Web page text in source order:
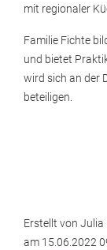
mit regionaler
Familie Fichte
und bietet
wird sich an der
beteiligen.
Erstellt von Julia
am 15.06.2022